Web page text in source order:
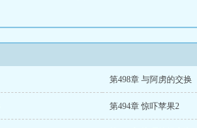
第498章 与阿虏的交换
第494章 惊吓苹果2